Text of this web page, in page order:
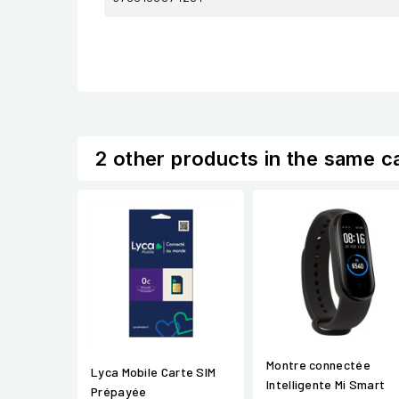
2 other products in the same
Lyca Mobile Carte SIM
Prépayée
Montre connectée
Intelligente Mi Smart